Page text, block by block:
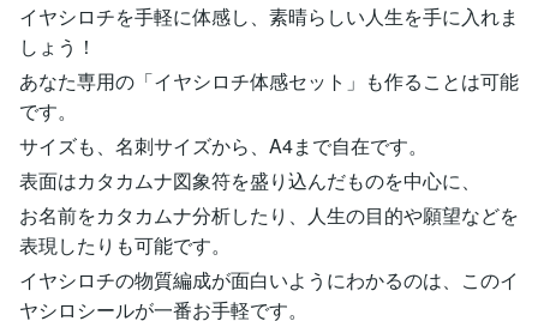
イヤシロチを手軽に体感し、素晴らしい人生を手に入れま
しょう！
あなた専用の「イヤシロチ体感セット」も作ることは可能
です。
サイズも、名刺サイズから、A4まで自在です。
表面はカタカムナ図象符を盛り込んだものを中心に、
お名前をカタカムナ分析したり、人生の目的や願望などを
表現したりも可能です。
イヤシロチの物質編成が面白いようにわかるのは、このイ
ヤシロシールが一番お手軽です。